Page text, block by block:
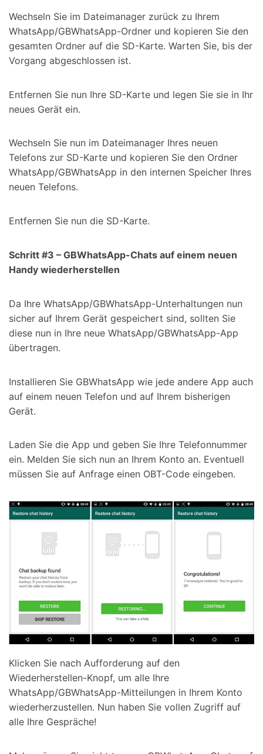
Wechseln Sie im Dateimanager zurück zu Ihrem
WhatsApp/GBWhatsApp-Ordner und kopieren Sie den
gesamten Ordner auf die SD-Karte. Warten Sie, bis der
Vorgang abgeschlossen ist.
Entfernen Sie nun Ihre SD-Karte und legen Sie sie in Ihr
neues Gerät ein.
Wechseln Sie nun im Dateimanager Ihres neuen
Telefons zur SD-Karte und kopieren Sie den Ordner
WhatsApp/GBWhatsApp in den internen Speicher Ihres
neuen Telefons.
Entfernen Sie nun die SD-Karte.
Schritt #3 – GBWhatsApp-Chats auf einem neuen
Handy wiederherstellen
Da Ihre WhatsApp/GBWhatsApp-Unterhaltungen nun
sicher auf Ihrem Gerät gespeichert sind, sollten Sie
diese nun in Ihre neue WhatsApp/GBWhatsApp-App
übertragen.
Installieren Sie GBWhatsApp wie jede andere App auch
auf einem neuen Telefon und auf Ihrem bisherigen
Gerät.
Laden Sie die App und geben Sie Ihre Telefonnummer
ein. Melden Sie sich nun an Ihrem Konto an. Eventuell
müssen Sie auf Anfrage einen OBT-Code eingeben.
Klicken Sie nach Aufforderung auf den
Wiederherstellen-Knopf, um alle Ihre
WhatsApp/GBWhatsApp-Mitteilungen in Ihrem Konto
wiederherzustellen. Nun haben Sie vollen Zugriff auf
alle Ihre Gespräche!